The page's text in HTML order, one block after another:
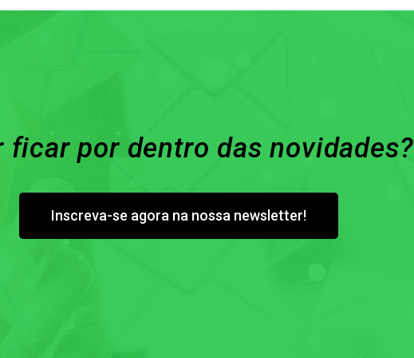
ficar por dentro das novidades?
Inscreva-se agora na nossa newsletter!